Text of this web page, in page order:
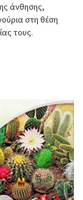
άνθησης,
στη θέση
τους.